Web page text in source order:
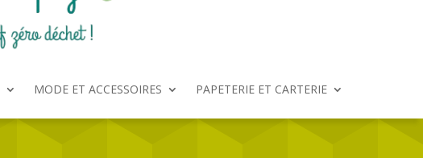
MODE ET ACCESSOIRES PAPETERIE ET CARTERIE